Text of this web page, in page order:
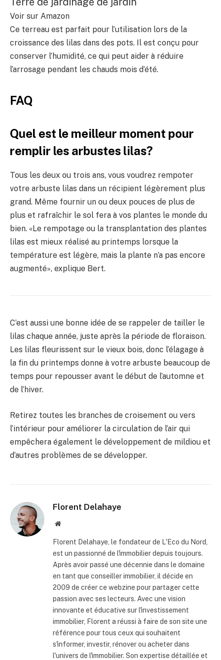
Voir sur Amazon
Ce terreau est parfait pour l’utilisation lors de la
croissance des lilas dans des pots. Il est conçu pour
conserver l’humidité, ce qui peut aider à réduire
l’arrosage pendant les chauds mois d’été.
FAQ
Quel est le meilleur moment pour
remplir les arbustes lilas?
Tous les deux ou trois ans, vous voudrez rempoter
votre arbuste lilas dans un récipient légèrement plus
grand. Même fournir un ou deux pouces de plus de
plus et rafraîchir le sol fera à vos plantes le monde du
bien. «Le rempotage ou la transplantation des plantes
lilas est mieux réalisé au printemps lorsque la
température est légère, mais la plante n’a pas encore
augmenté», explique Bert.
C’est aussi une bonne idée de se rappeler de tailler le
lilas chaque année, juste après la période de floraison.
Les lilas fleurissent sur le vieux bois, donc l’élagage à
la fin du printemps donne à votre arbuste beaucoup de
temps pour repousser avant le début de l’automne et
de l’hiver.
Retirez toutes les branches de croisement ou vers
l’intérieur pour améliorer la circulation de l’air qui
empêchera également le développement de mildiou et
d’autres problèmes de se développer.
Florent Delahaye
Site
Florent Delahaye, le fondateur de L'Eco du Nord,
est un passionné de l'immobilier depuis toujours.
Après avoir passé une décennie dans le domaine
en tant que conseiller immobilier, il décide en
2009 de créer ce webzine pour partager cette
passion avec ses lecteurs. Avec une vision
innovante et éducative sur l'investissement
immobilier, Florent a réussi à faire de son site une
référence pour tous ceux qui souhaitent
s'informer, investir, rénover ou acheter dans
l'univers de l'immobilier. Son expertise détaillée et